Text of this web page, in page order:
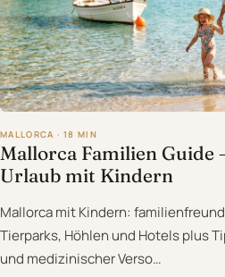
MALLORCA · 18 MIN
Mallorca Familien Guide
Urlaub mit Kindern
Mallorca mit Kindern:
Tierparks, Höhlen und Hotels plus
und medizinischer Verso…